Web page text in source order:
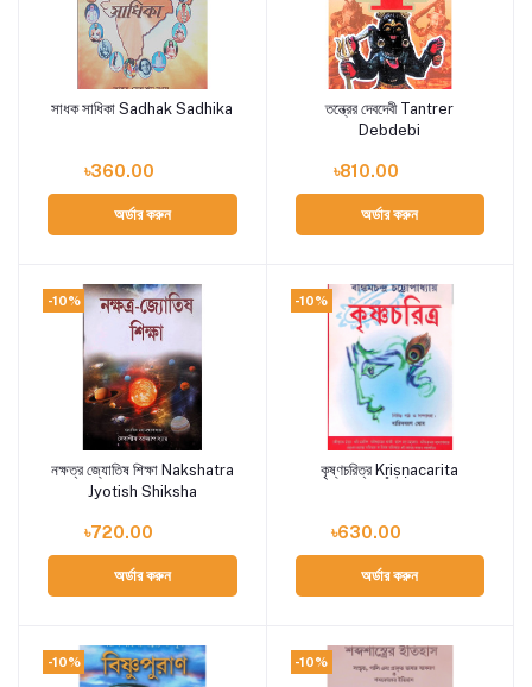
Add to cart
সাধক সাধিকা Sadhak Sadhika
৳360.00
অর্ডার করুন
Add to cart
তন্ত্রের দেবদেবী Tantrer
Debdebi
৳810.00
অর্ডার করুন
-10%
Add to cart
নক্ষত্র জ্যোতিষ শিক্ষা Nakshatra
Jyotish Shiksha
৳720.00
অর্ডার করুন
-10%
Add to cart
কৃষ্ণচরিত্র Kr̥iṣṇacarita
৳630.00
অর্ডার করুন
-10% -10%